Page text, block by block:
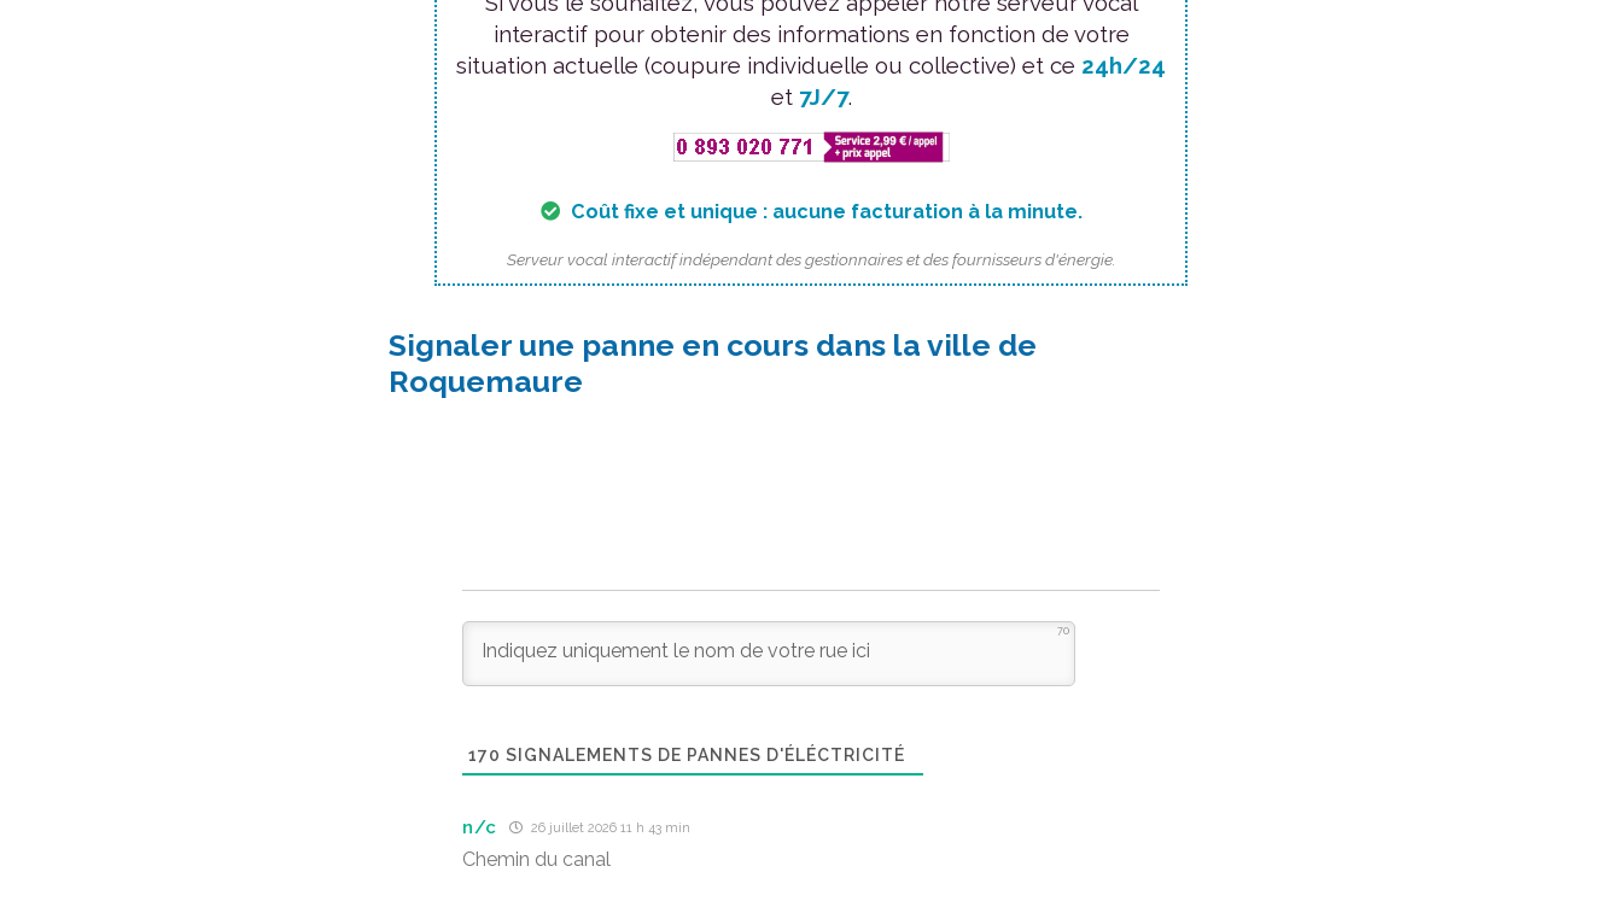
interactif pour obtenir des informations en fonction de votre
situation actuelle (coupure individuelle ou collective) et ce 24h/24
et 7J/7.
Coût fixe et unique : aucune facturation à la minute.
Serveur vocal interactif indépendant des gestionnaires et des fournisseurs d'énergie.
Signaler une panne en cours dans la ville de
Roquemaure
70
170 SIGNALEMENTS DE PANNES D'ÉLÉCTRICITÉ
n/c 26 juillet 2026 11 h 43 min
Chemin du canal